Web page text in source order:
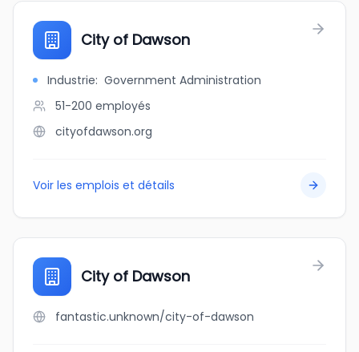
City of Dawson
Industrie: Government Administration
51-200 employés
cityofdawson.org
Voir les emplois et détails
City of Dawson
fantastic.unknown/city-of-dawson